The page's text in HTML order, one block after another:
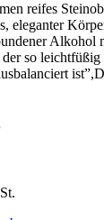
reifes
eleganter
Alkohol
so